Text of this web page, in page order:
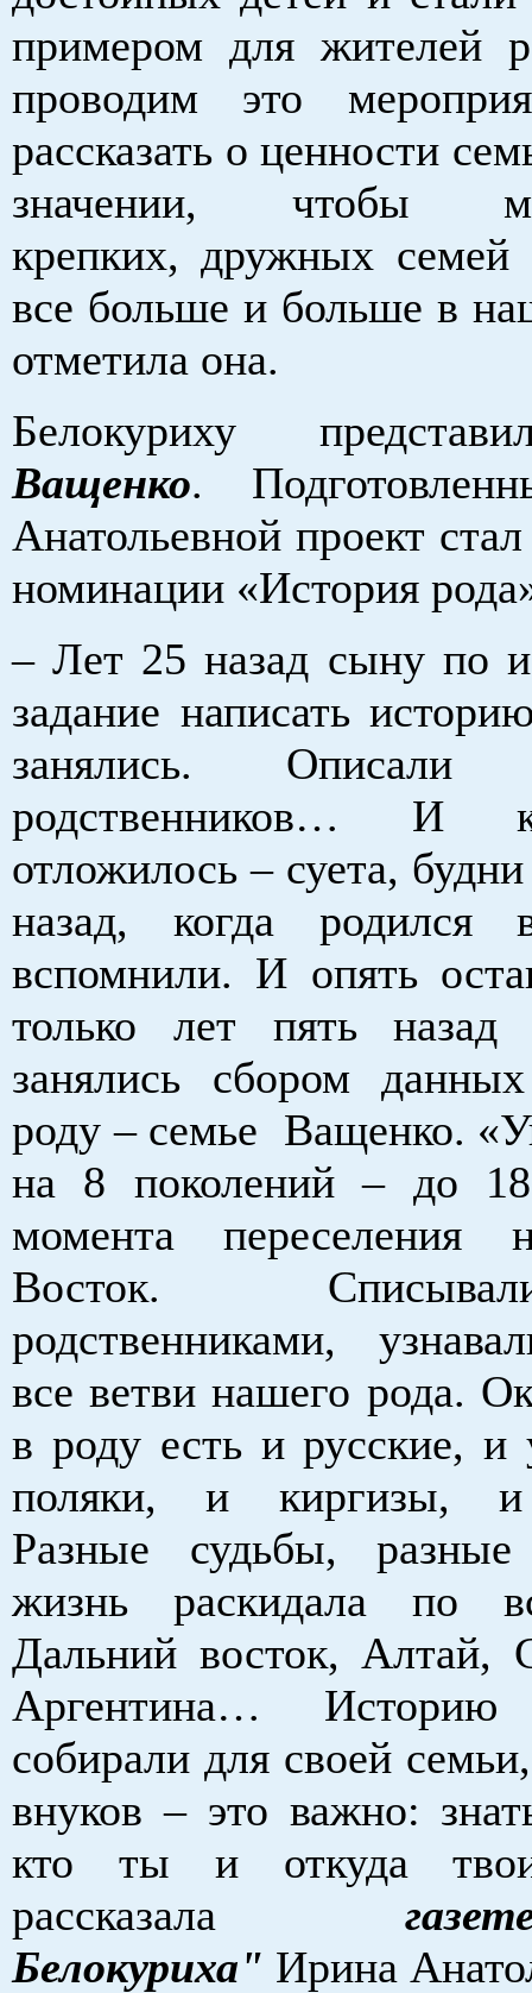
примером для жителей
проводим это
рассказать о ценности
значении, чтобы
крепких, дружных семей
все больше и больше в
отметила она.
Белокуриху
Ващенко.
Анатольевной проект
номинации «История
– Лет 25 назад сыну по
задание написать
занялись. Описали
родственников… И
отложилось – суета,
назад, когда родился
вспомнили. И опять
только лет пять назад
занялись сбором
роду – семье Ващенко.
на 8 поколений – до
момента переселения
Восток.
родственниками,
все ветви нашего рода.
в роду есть и русские,
поляки, и киргизы, и
Разные судьбы,
жизнь раскидала по
Дальний восток, Алтай,
Аргентина…
собирали для своей
внуков – это важно:
кто ты и откуда
рассказала
Белокуриха" Ирина